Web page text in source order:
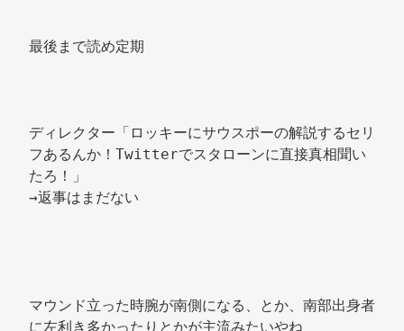
最後まで読め定期
ディレクター「ロッキーにサウスポーの解説するセリ
フあるんか！Twitterでスタローンに直接真相聞い
たろ！」
→返事はまだない
マウンド立った時腕が南側になる、とか、南部出身者
に左利き多かったりとかが主流みたいやね